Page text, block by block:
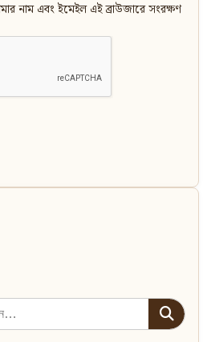
নাম এবং ইমেইল এই ব্রাউজারে সংরক্ষণ